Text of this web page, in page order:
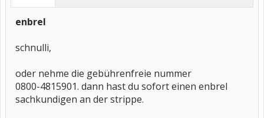
enbrel
schnulli,
oder nehme die gebührenfreie nummer
0800-4815901. dann hast du sofort einen enbrel
sachkundigen an der strippe.